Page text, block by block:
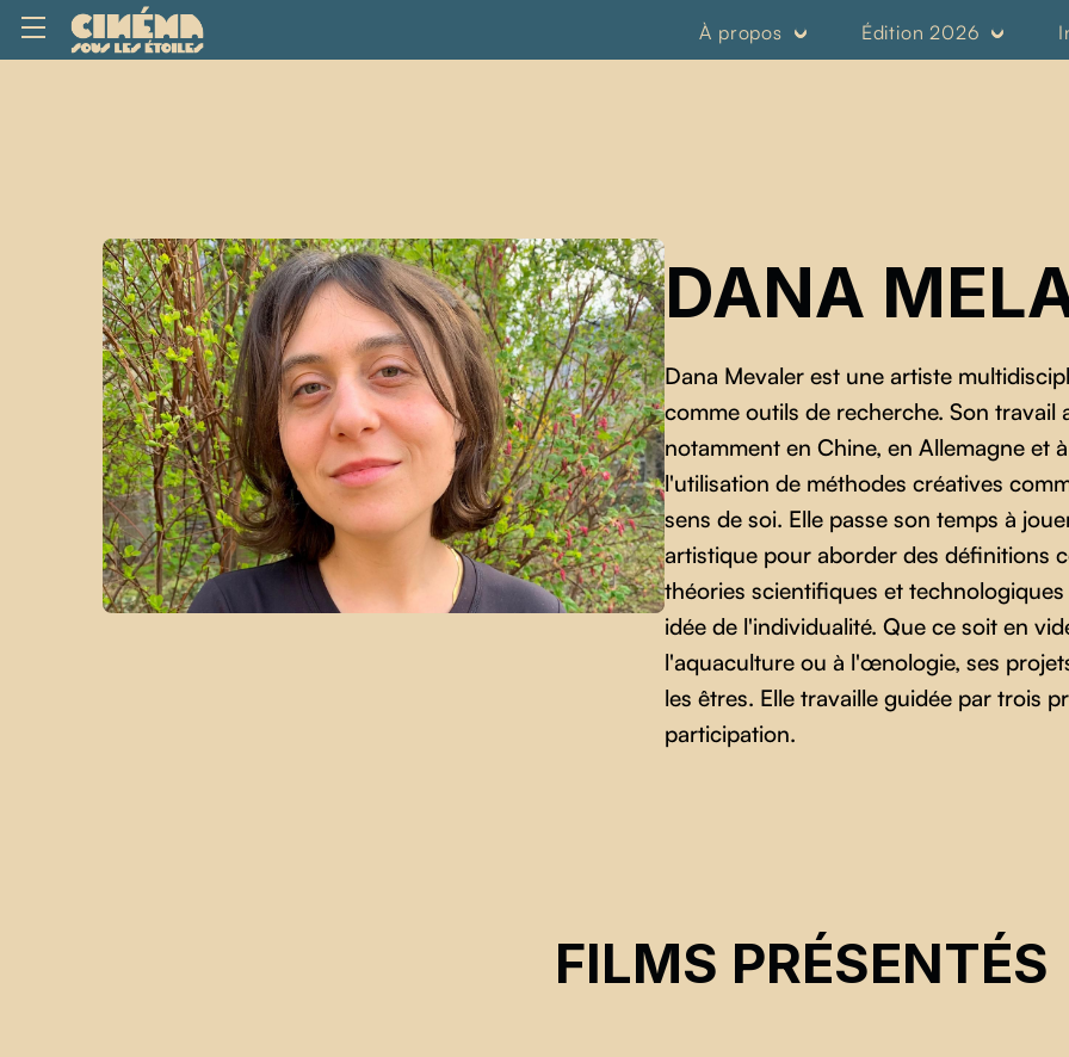
À propos Édition 2026
DANA
Dana Mevaler est une artiste
comme outils de recherche. Son travail
notamment en Chine, en Allemagne et
l'utilisation de méthodes créatives
sens de soi. Elle passe son temps à
artistique pour aborder des définitions
théories scientifiques et
idée de l'individualité. Que ce soit en
l'aquaculture ou à l'œnologie, ses
les êtres. Elle travaille guidée par trois
participation.
FILMS PRÉSENTÉS